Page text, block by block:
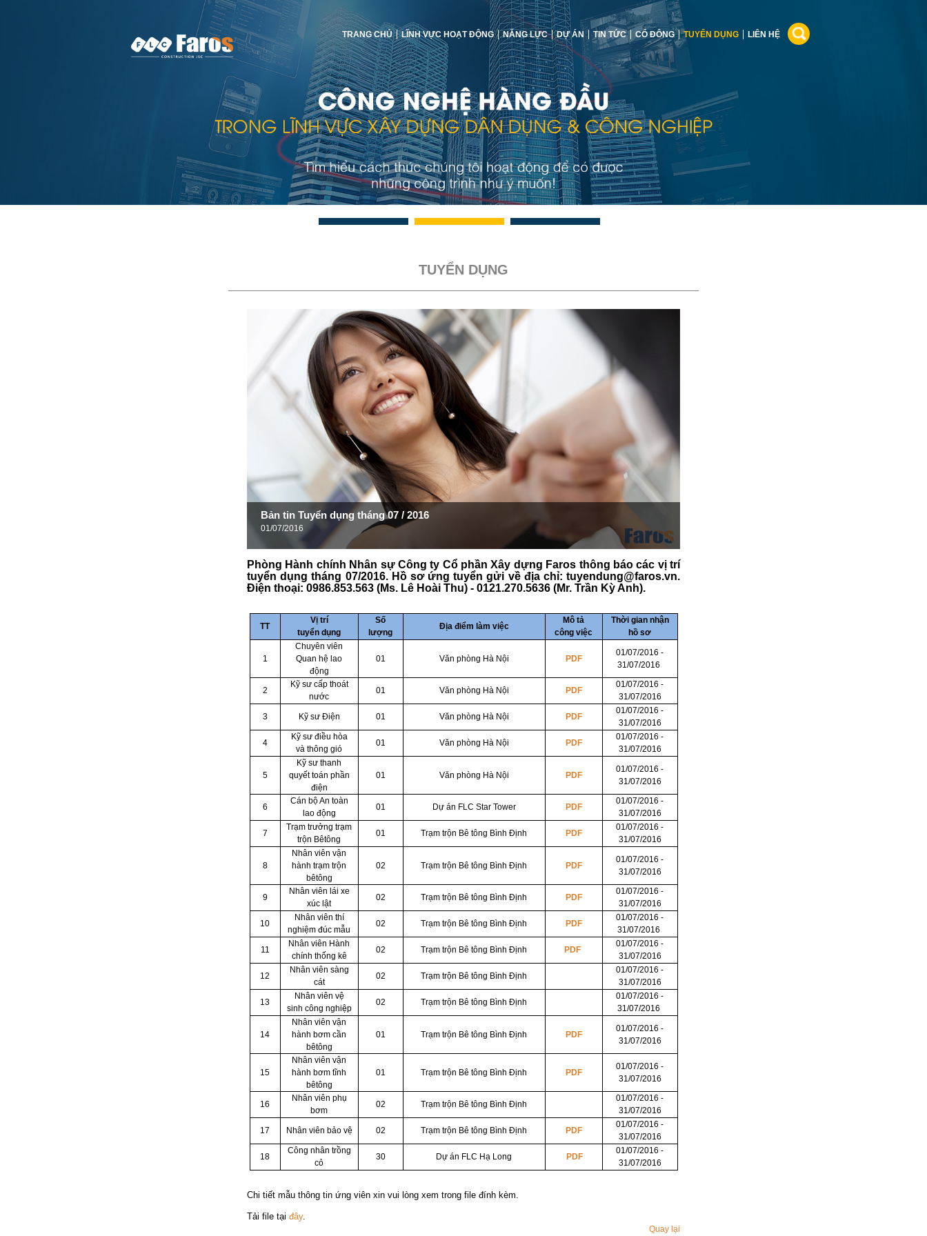
TRANG CHỦ LĨNH VỰC HOẠT ĐỘNG NĂNG LỰC DỰ ÁN TIN TỨC CỔ ĐÔNG TUYỂN DỤNG LIÊN HỆ
TUYỂN DỤNG
Bản tin Tuyển dụng tháng 07 / 2016
01/07/2016
Phòng Hành chính Nhân sự Công ty Cổ phần Xây dựng Faros thông báo các vị trí
tuyển dụng tháng 07/2016. Hồ sơ ứng tuyển gửi về địa chỉ: tuyendung@faros.vn.
Điện thoại: 0986.853.563 (Ms. Lê Hoài Thu) - 0121.270.5636 (Mr. Trần Kỳ Anh).
TT
Vị trí
tuyển dụng
Số
lượng
Địa điểm làm việc
Mô tả
công việc
Thời gian nhận
hồ sơ
1
Chuyên viên
Quan hệ lao
động
01 Văn phòng Hà Nội PDF
01/07/2016 -
31/07/2016
2
Kỹ sư cấp thoát
nước
01 Văn phòng Hà Nội PDF
01/07/2016 -
31/07/2016
3 Kỹ sư Điện 01 Văn phòng Hà Nội PDF
01/07/2016 -
31/07/2016
4
Kỹ sư điều hòa
và thông gió
01 Văn phòng Hà Nội PDF
01/07/2016 -
31/07/2016
5
Kỹ sư thanh
quyết toán phần
điện
01 Văn phòng Hà Nội PDF
01/07/2016 -
31/07/2016
6
Cán bộ An toàn
lao động
01 Dự án FLC Star Tower PDF
01/07/2016 -
31/07/2016
7
Trạm trưởng trạm
trộn Bêtông
01 Trạm trộn Bê tông Bình Định PDF
01/07/2016 -
31/07/2016
8
Nhân viên vận
hành trạm trộn
bêtông
02 Trạm trộn Bê tông Bình Định PDF
01/07/2016 -
31/07/2016
9
Nhân viên lái xe
xúc lật
02 Trạm trộn Bê tông Bình Định PDF
01/07/2016 -
31/07/2016
10
Nhân viên thí
nghiệm đúc mẫu
02 Trạm trộn Bê tông Bình Định PDF
01/07/2016 -
31/07/2016
11
Nhân viên Hành
chính thống kê
02 Trạm trộn Bê tông Bình Định PDF
01/07/2016 -
31/07/2016
12
Nhân viên sàng
cát
02 Trạm trộn Bê tông Bình Định
01/07/2016 -
31/07/2016
13
Nhân viên vệ
sinh công nghiệp
02 Trạm trộn Bê tông Bình Định
01/07/2016 -
31/07/2016
14
Nhân viên vận
hành bơm cần
bêtông
01 Trạm trộn Bê tông Bình Định PDF
01/07/2016 -
31/07/2016
15
Nhân viên vận
hành bơm tĩnh
bêtông
01 Trạm trộn Bê tông Bình Định PDF
01/07/2016 -
31/07/2016
16
Nhân viên phụ
bơm
02 Trạm trộn Bê tông Bình Định
01/07/2016 -
31/07/2016
17 Nhân viên bảo vệ 02 Trạm trộn Bê tông Bình Định PDF
01/07/2016 -
31/07/2016
18
Công nhân trồng
cỏ
30 Dự án FLC Hạ Long PDF
01/07/2016 -
31/07/2016
Chi tiết mẫu thông tin ứng viên xin vui lòng xem trong file đính kèm.
Tải file tại đây.
Quay lại